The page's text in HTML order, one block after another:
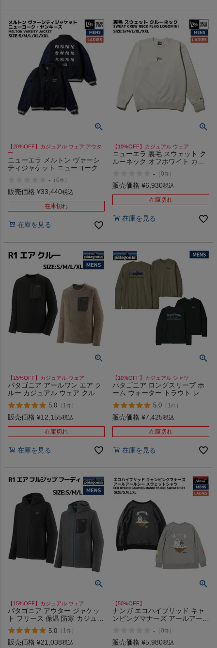
【20%OFF】カジュアル ウェア アウタ
ー
ニューエラ メルトン ヴァーシ
ティジャケット ニューヨーク・
カジュアル ウェア アウター 野
球 NEW ERA MELTON
- （0件 ）
販売価格 ¥33,440税込
在庫切れ
在庫を見る
【10%OFF】カジュアル ウェア
ニューエラ 裏毛 スウェット ク
ルーネック オフホワイト カジ
SWEAT CREW NECK FLAG
LOGOMINI
- （0件 ）
販売価格 ¥6,930税込
在庫切れ
在庫を見る
【15%OFF】カジュアル ウェア
パタゴニア アールワン エア ク
ルー カジュアル ウェア クルー
ネック プルオーバー フリース
トレーナー ハイキング スキー
スノーボード PATAGONIA R1
5.0 （ 1件 ）
販売価格 ¥12,155税込
在庫切れ
在庫を見る
【10%OFF】カジュアル シャツ
パタゴニア ロングスリーブ ホ
ーム ウォーター トラウト レス
ポンシビリティー PATAGONIA
LONGSLEEVE HOME WATER
TROUT RESPONSIBILITY
5.0 （ 1件 ）
販売価格 ¥7,425税込
在庫切れ
在庫を見る
【15%OFF】カジュアル ウェア
パタゴニア アウター ジャケッ
ト フリース 保温 防寒 カジュア
ル ウェア PATAGONIA MS R1
AIR FULL-ZIP HOODY 40255
5.0 （ 1件 ）
販売価格 ¥21,038税込
【50%OFF】
ナンガ エコハイブリッド キャ
ンピングマナーズ アールアール
アル ウェア スウェット トレー
ナー NANGA アウトレット セ
- （0件 ）
販売価格 ¥5,980税込